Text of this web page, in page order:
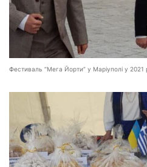
Фестиваль “Мега Йорти” у Маріуполі у 2021